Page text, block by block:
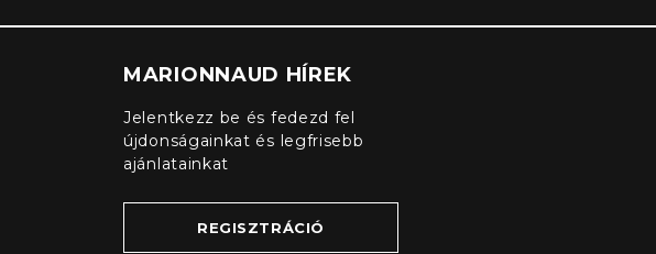
MARIONNAUD HÍREK
Jelentkezz be és fedezd fel
újdonságainkat és legfrisebb
ajánlatainkat
REGISZTRÁCIÓ